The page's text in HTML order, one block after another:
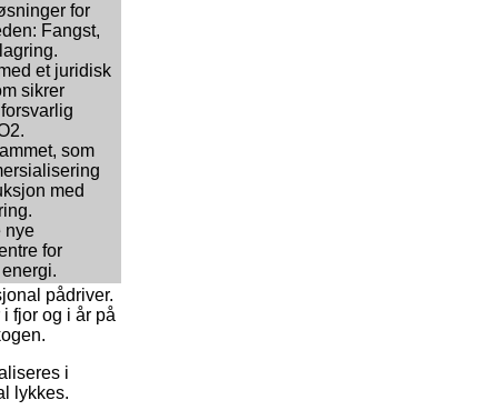
for
Fangst,
et juridisk
sikrer
som
med
nye
for
pådriver.
fjor og i år på
i
lykkes.